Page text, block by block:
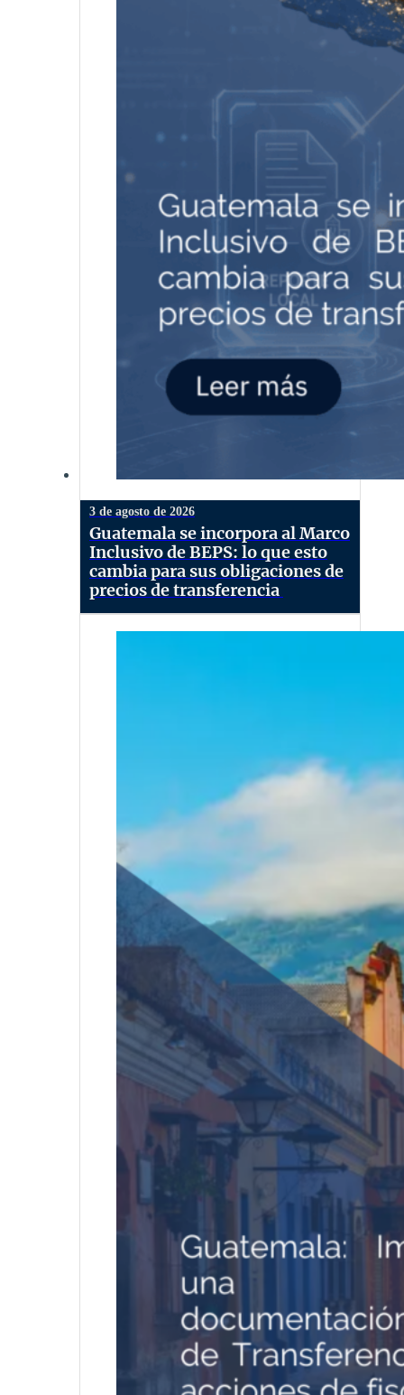
3 de agosto de 2026
Guatemala se incorpora al Marco
Inclusivo de BEPS: lo que esto
cambia para sus obligaciones de
precios de transferencia